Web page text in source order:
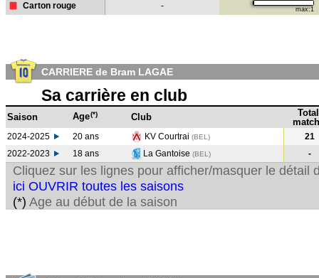
Carton rouge - max:1
CARRIERE de Bram LAGAE
Sa carrière en club
Saison Age(*) Club
Total
2024-2025 20 ans KV Courtrai (BEL)
21
2022-2023
18 ans La Gantoise (BEL ) -
Cliquez sur les lignes pour afficher/masquer le détail
ici OUVRIR toutes les saisons
(*) Age au début de la saison